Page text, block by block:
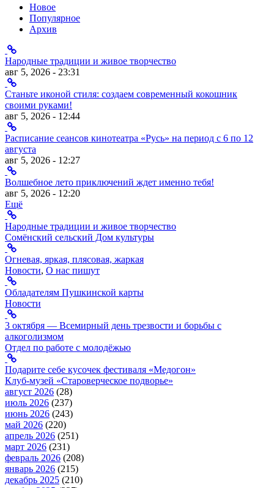
Новое
Популярное
Архив
Народные традиции и живое творчество
авг 5, 2026 - 23:31
Станьте иконой стиля: создаем современный кокошник
своими руками!
авг 5, 2026 - 12:44
Расписание сеансов кинотеатра «Русь» на период с 6 по 12
августа
авг 5, 2026 - 12:27
Волшебное лето приключений ждет именно тебя!
авг 5, 2026 - 12:20
Ещё
Народные традиции и живое творчество
Сомёнский сельский Дом культуры
Огневая, яркая, плясовая, жаркая
Новости, О нас пишут
Обладателям Пушкинской карты
Новости
3 октября — Всемирный день трезвости и борьбы с
алкоголизмом
Отдел по работе с молодёжью
Подарите себе кусочек фестиваля «Медогон»
Клуб-музей «Староверческое подворье»
август 2026 (28)
июль 2026 (237)
июнь 2026 (243)
май 2026 (220)
апрель 2026 (251)
март 2026 (231)
февраль 2026 (208)
январь 2026 (215)
декабрь 2025 (210)